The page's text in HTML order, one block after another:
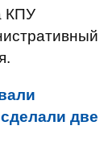
КПУ
две